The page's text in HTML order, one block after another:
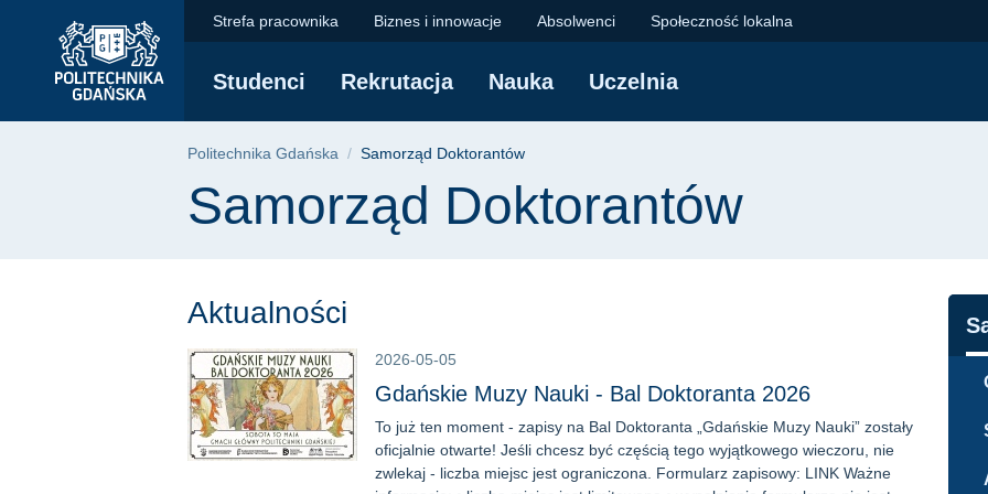
głównego
wyszukiwarki
Samorząd Doktorantów | Politechnika
Strefa pracownika Biznes i innowacje Absolwenci Społeczność lokalna
Studenci Rekrutacja Nauka Uczelnia
Ścieżka nawigacyjna
Politechnika Gdańska Samorząd Doktorantów
Treść strony
Samorząd Doktorantów
Aktualności
2026-05-05
Gdańskie Muzy Nauki - Bal Doktoranta 2026
To już ten moment - zapisy na Bal Doktoranta „Gdańskie Muzy Nauki” zostały
oficjalnie otwarte! Jeśli chcesz być częścią tego wyjątkowego wieczoru, nie
zwlekaj - liczba miejsc jest ograniczona. Formularz zapisowy: LINK Ważne